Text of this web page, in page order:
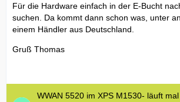
Für die Hardware einfach in der E-Bucht
suchen. Da kommt dann schon was, unter
einem Händler aus Deutschland.
Gruß Thomas
WWAN 5520 im XPS M1530- läuft